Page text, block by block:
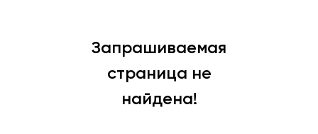
Запрашиваемая
страница не
найдена!